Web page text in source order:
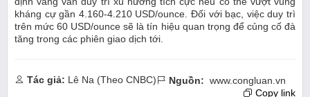
kháng cự gần 4.160-4.210 USD/ounce. Đối với bạc, việc duy trì
trên mức 60 USD/ounce sẽ là tín hiệu quan trọng để củng cố đà
tăng trong các phiên giao dịch tới.
Tác giả: Lê Na (Theo CNBC) Nguồn: www.congluan.vn
Copy link